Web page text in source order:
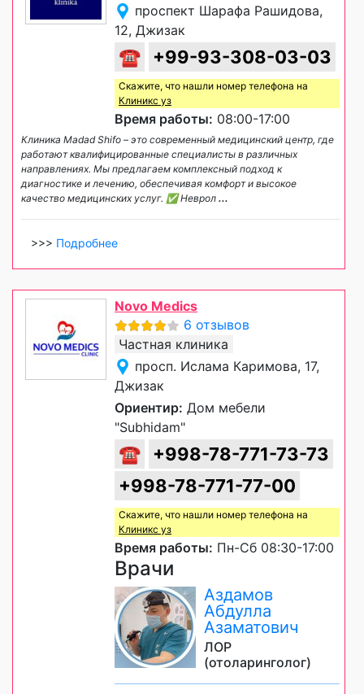
проспект Шарафа Рашидова,
12, Джизак
☎ +99-93-308-03-03
Скажите, что нашли номер телефона на
Клиникс уз
Время работы: 08:00-17:00
Клиника Madad Shifo – это современный медицинский центр, где
работают квалифицированные специалисты в различных
направлениях. Мы предлагаем комплексный подход к
диагностике и лечению, обеспечивая комфорт и высокое
качество медицинских услуг. ✅ Неврол ...
>>> Подробнее
Novo Medics
6 отзывов
Частная клиника
просп. Ислама Каримова, 17,
Джизак
Ориентир: Дом мебели
"Subhidam"
☎
+998-78-771-73-73
+998-78-771-77-00
Скажите, что нашли номер телефона на
Клиникс уз
Время работы: Пн-Сб 08:30-17:00
Врачи
Аздамов
Абдулла
Азаматович
ЛОР
(отоларинголог)